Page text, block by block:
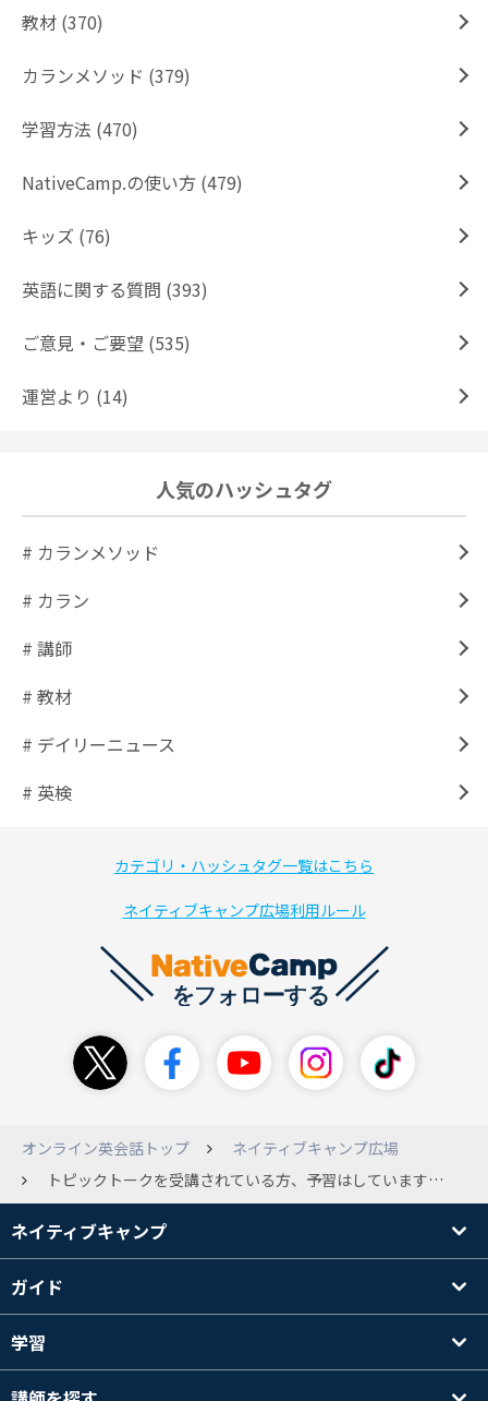
教材 (370)
カランメソッド (379)
学習方法 (470)
NativeCamp.の使い方 (479)
キッズ (76)
英語に関する質問 (393)
ご意見・ご要望 (535)
運営より (14)
人気のハッシュタグ
# カランメソッド
# カラン
# 講師
# 教材
# デイリーニュース
# 英検
カテゴリ・ハッシュタグ一覧はこちら
ネイティブキャンプ広場利用ルール
オンライン英会話トップ
ネイティブキャンプ広場
トピックトークを受講されている方、予習はしていますか？ 現在トピックトークの後半の方を受講しているのですが、知らない英単語が多くなってきてロープレまで進めないことが増えてきました。 単語の意味を英語で理解してその場で作文できる瞬発力も身につけたいと言う思いと、ロープレやディスカッションの方が英会話の練習になるから作文は作っておいてサクサク進めたい思いがあり予習をしようか迷っています。 そこで皆さんどのように受講しているか知りたいです。よろしくお願いします。
ネイティブキャンプ
ガイド
学習